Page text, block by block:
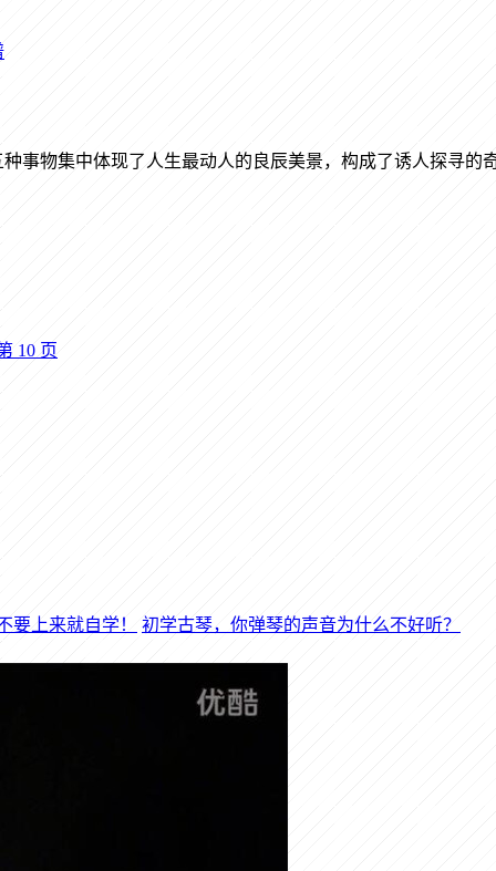
事物集中体现了人生最动人的良辰美景，构成了诱人探寻的
10 页
初学古琴，你弹琴的声音为什么不好听？